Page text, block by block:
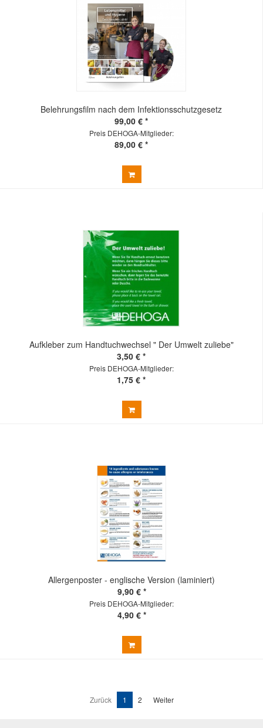
Belehrungsfilm nach dem Infektionsschutzgesetz
99,00 € *
Preis DEHOGA-Mitglieder:
89,00 € *
Aufkleber zum Handtuchwechsel " Der Umwelt zuliebe"
3,50 € *
Preis DEHOGA-Mitglieder:
1,75 € *
Allergenposter - englische Version (laminiert)
9,90 € *
Preis DEHOGA-Mitglieder:
4,90 € *
Zurück 1 2 Weiter